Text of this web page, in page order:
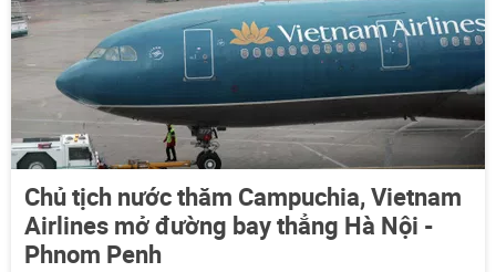
Chủ tịch nước thăm Campuchia, Vietnam
Airlines mở đường bay thẳng Hà Nội -
Phnom Penh